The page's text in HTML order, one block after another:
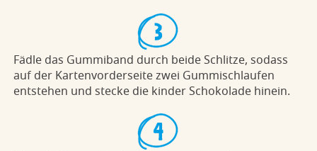
Fädle das Gummiband durch beide Schlitze, sodass
auf der Kartenvorderseite zwei Gummischlaufen
entstehen und stecke die kinder Schokolade hinein.